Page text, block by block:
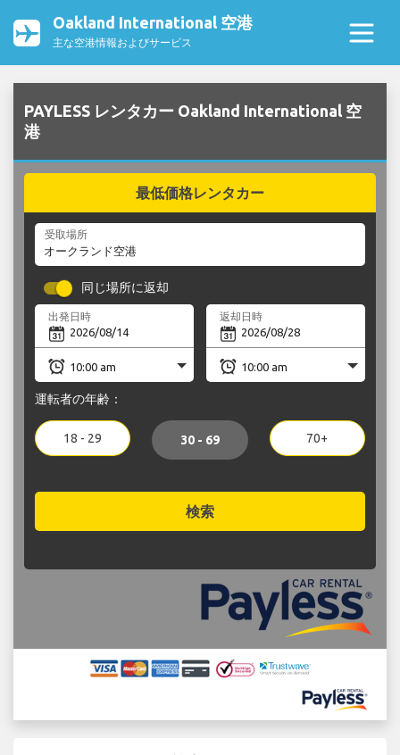
Oakland International 空港
主な空港情報およびサービス
PAYLESS レンタカー Oakland International 空
港
最低価格レンタカー
受取場所
同じ場所に返却
出発日時 返却日時
運転者の年齢：
18 - 29 30 - 69 70+
検索